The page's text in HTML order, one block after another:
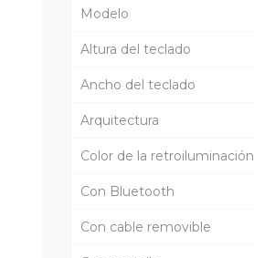
Modelo
Altura del teclado
Ancho del teclado
Arquitectura
Color de la retroiluminación
Con Bluetooth
Con cable removible